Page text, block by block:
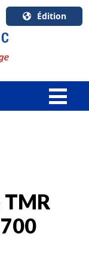
Édition
U.S.A.
English
Canada